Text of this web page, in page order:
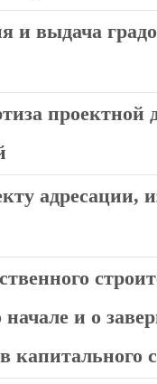
и выдача
проектной
адресации,
и о
капитального